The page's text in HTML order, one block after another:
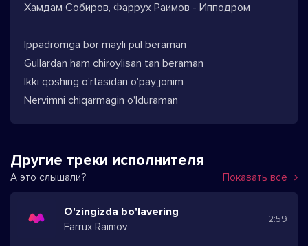
Хамдам Собиров, Фаррух Раимов - Ипподром
Ippadromga bor mayli pul beraman
Gullardan ham chiroylisan tan beraman
Ikki qoshing o'rtasidan o'pay jonim
Nervimni chiqarmagin o'lduraman
Другие треки исполнителя
А это слышали? Показать все
O'zingizda bo'lavering
Farrux Raimov
2:59